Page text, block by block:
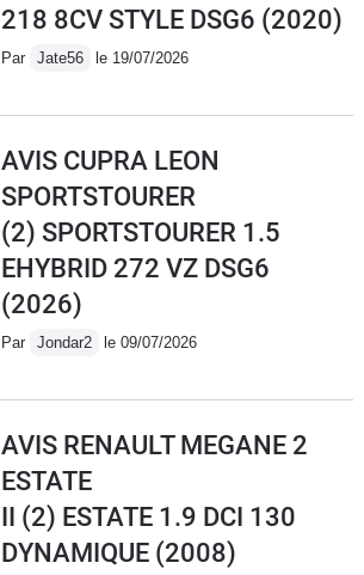
218 8CV STYLE DSG6 (2020)
Par Jate56 le 19/07/2026
AVIS CUPRA LEON
SPORTSTOURER
(2) SPORTSTOURER 1.5
EHYBRID 272 VZ DSG6
(2026)
Par Jondar2 le 09/07/2026
AVIS RENAULT MEGANE 2
ESTATE
II (2) ESTATE 1.9 DCI 130
DYNAMIQUE (2008)